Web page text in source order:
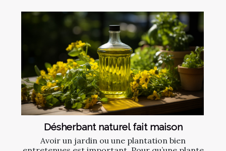
Désherbant naturel fait maison
Avoir un jardin ou une plantation bien